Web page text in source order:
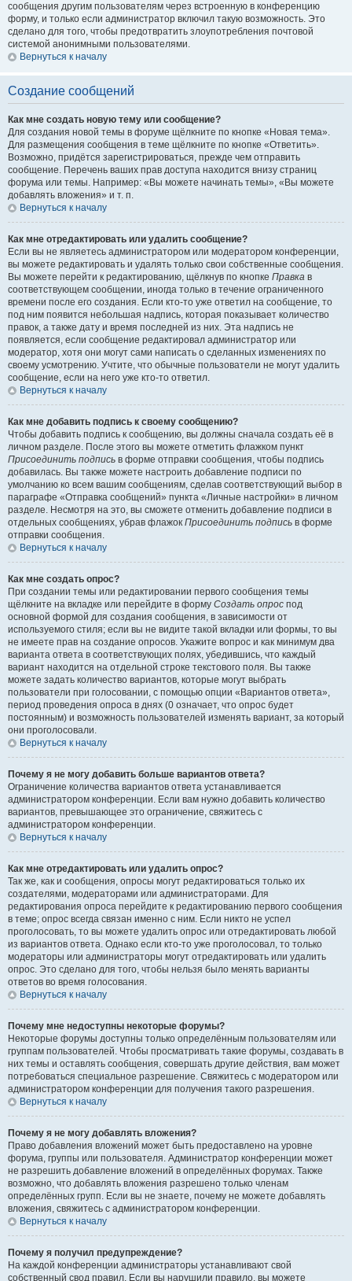
сообщения другим пользователям через встроенную в конференцию
форму, и только если администратор включил такую возможность. Это
сделано для того, чтобы предотвратить злоупотребления почтовой
системой анонимными пользователями.
Вернуться к началу
Создание сообщений
Как мне создать новую тему или сообщение?
Для создания новой темы в форуме щёлкните по кнопке «Новая тема».
Для размещения сообщения в теме щёлкните по кнопке «Ответить».
Возможно, придётся зарегистрироваться, прежде чем отправить
сообщение. Перечень ваших прав доступа находится внизу страниц
форума или темы. Например: «Вы можете начинать темы», «Вы можете
добавлять вложения» и т. п.
Вернуться к началу
Как мне отредактировать или удалить сообщение?
Если вы не являетесь администратором или модератором конференции,
вы можете редактировать и удалять только свои собственные сообщения.
Вы можете перейти к редактированию, щёлкнув по кнопке Правка в
соответствующем сообщении, иногда только в течение ограниченного
времени после его создания. Если кто-то уже ответил на сообщение, то
под ним появится небольшая надпись, которая показывает количество
правок, а также дату и время последней из них. Эта надпись не
появляется, если сообщение редактировал администратор или
модератор, хотя они могут сами написать о сделанных изменениях по
своему усмотрению. Учтите, что обычные пользователи не могут удалить
сообщение, если на него уже кто-то ответил.
Вернуться к началу
Как мне добавить подпись к своему сообщению?
Чтобы добавить подпись к сообщению, вы должны сначала создать её в
личном разделе. После этого вы можете отметить флажком пункт
Присоединить подпись в форме отправки сообщения, чтобы подпись
добавилась. Вы также можете настроить добавление подписи по
умолчанию ко всем вашим сообщениям, сделав соответствующий выбор в
параграфе «Отправка сообщений» пункта «Личные настройки» в личном
разделе. Несмотря на это, вы сможете отменить добавление подписи в
отдельных сообщениях, убрав флажок Присоединить подпись в форме
отправки сообщения.
Вернуться к началу
Как мне создать опрос?
При создании темы или редактировании первого сообщения темы
щёлкните на вкладке или перейдите в форму Создать опрос под
основной формой для создания сообщения, в зависимости от
используемого стиля; если вы не видите такой вкладки или формы, то вы
не имеете прав на создание опросов. Укажите вопрос и как минимум два
варианта ответа в соответствующих полях, убедившись, что каждый
вариант находится на отдельной строке текстового поля. Вы также
можете задать количество вариантов, которые могут выбрать
пользователи при голосовании, с помощью опции «Вариантов ответа»,
период проведения опроса в днях (0 означает, что опрос будет
постоянным) и возможность пользователей изменять вариант, за который
они проголосовали.
Вернуться к началу
Почему я не могу добавить больше вариантов ответа?
Ограничение количества вариантов ответа устанавливается
администратором конференции. Если вам нужно добавить количество
вариантов, превышающее это ограничение, свяжитесь с
администратором конференции.
Вернуться к началу
Как мне отредактировать или удалить опрос?
Так же, как и сообщения, опросы могут редактироваться только их
создателями, модераторами или администраторами. Для
редактирования опроса перейдите к редактированию первого сообщения
в теме; опрос всегда связан именно с ним. Если никто не успел
проголосовать, то вы можете удалить опрос или отредактировать любой
из вариантов ответа. Однако если кто-то уже проголосовал, то только
модераторы или администраторы могут отредактировать или удалить
опрос. Это сделано для того, чтобы нельзя было менять варианты
ответов во время голосования.
Вернуться к началу
Почему мне недоступны некоторые форумы?
Некоторые форумы доступны только определённым пользователям или
группам пользователей. Чтобы просматривать такие форумы, создавать в
них темы и оставлять сообщения, совершать другие действия, вам может
потребоваться специальное разрешение. Свяжитесь с модератором или
администратором конференции для получения такого разрешения.
Вернуться к началу
Почему я не могу добавлять вложения?
Право добавления вложений может быть предоставлено на уровне
форума, группы или пользователя. Администратор конференции может
не разрешить добавление вложений в определённых форумах. Также
возможно, что добавлять вложения разрешено только членам
определённых групп. Если вы не знаете, почему не можете добавлять
вложения, свяжитесь с администратором конференции.
Вернуться к началу
Почему я получил предупреждение?
На каждой конференции администраторы устанавливают свой
собственный свод правил. Если вы нарушили правило, вы можете